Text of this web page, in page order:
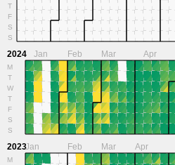
T
F
S
S
2024
M
T
W
T
F
S
S
Jan Feb Mar Apr
2023
M
Jan Feb Mar Apr